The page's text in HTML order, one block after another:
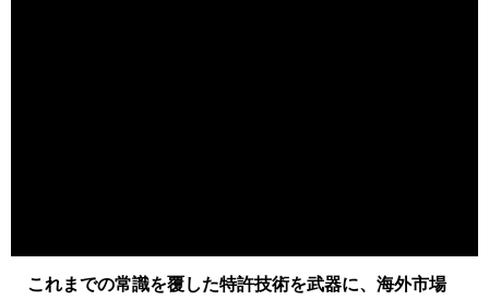
これまでの常識を覆した特許技術を武器に、海外市場